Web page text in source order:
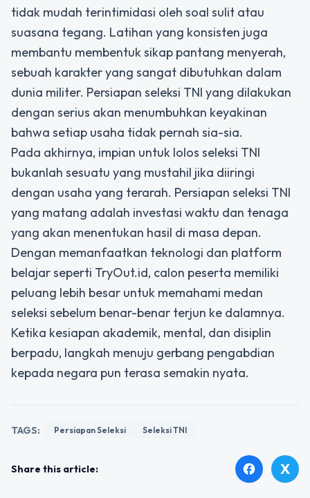
tidak mudah terintimidasi oleh soal sulit atau
suasana tegang. Latihan yang konsisten juga
membantu membentuk sikap pantang menyerah,
sebuah karakter yang sangat dibutuhkan dalam
dunia militer. Persiapan seleksi TNI yang dilakukan
dengan serius akan menumbuhkan keyakinan
bahwa setiap usaha tidak pernah sia-sia.
Pada akhirnya, impian untuk lolos seleksi TNI
bukanlah sesuatu yang mustahil jika diiringi
dengan usaha yang terarah. Persiapan seleksi TNI
yang matang adalah investasi waktu dan tenaga
yang akan menentukan hasil di masa depan.
Dengan memanfaatkan teknologi dan platform
belajar seperti TryOut.id, calon peserta memiliki
peluang lebih besar untuk memahami medan
seleksi sebelum benar-benar terjun ke dalamnya.
Ketika kesiapan akademik, mental, dan disiplin
berpadu, langkah menuju gerbang pengabdian
kepada negara pun terasa semakin nyata.
TAGS: Persiapan Seleksi Seleksi TNI
Share this article: facebook X